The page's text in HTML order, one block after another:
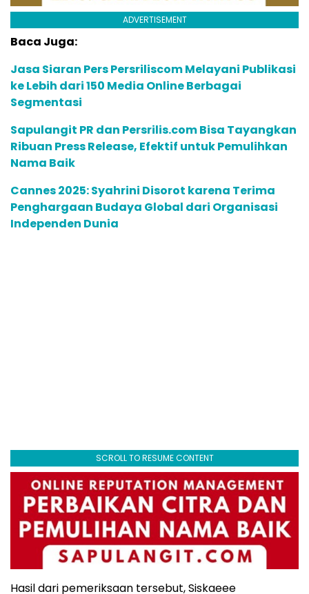
ADVERTISEMENT
Baca Juga:
Jasa Siaran Pers Persriliscom Melayani Publikasi
ke Lebih dari 150 Media Online Berbagai
Segmentasi
Sapulangit PR dan Persrilis.com Bisa Tayangkan
Ribuan Press Release, Efektif untuk Pemulihkan
Nama Baik
Cannes 2025: Syahrini Disorot karena Terima
Penghargaan Budaya Global dari Organisasi
Independen Dunia
SCROLL TO RESUME CONTENT
Hasil dari pemeriksaan tersebut, Siskaeee